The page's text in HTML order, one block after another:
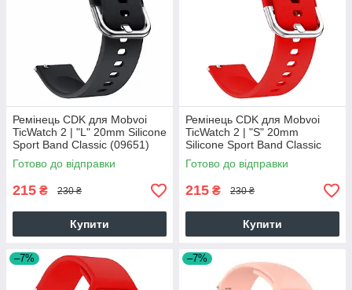
Ремінець CDK для Mobvoi
TicWatch 2 | "L" 20mm Silicone
Sport Band Classic (09651)
(black)
Готово до відправки
215 ₴ 230 ₴
Купити
Ремінець CDK для Mobvoi
TicWatch 2 | "S" 20mm
Silicone Sport Band Classic
(012194) (red)
Готово до відправки
215 ₴ 230 ₴
Купити
–7% –7%